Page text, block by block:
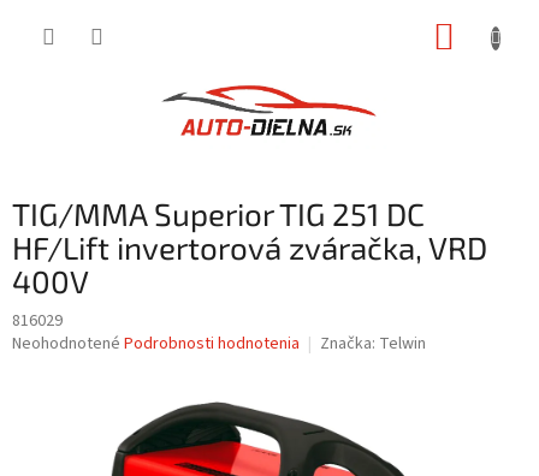
TIG/MMA Superior TIG 251 DC
HF/Lift invertorová zváračka, VRD
400V
816029
Priemerné
Neohodnotené Podrobnosti hodnotenia Značka: Telwin